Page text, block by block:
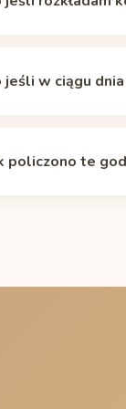
półtrwania). W
dawka
jeśli w ciągu
wspólną
policzono te